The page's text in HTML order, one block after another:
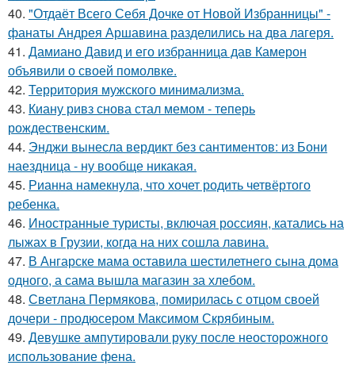
40. "Отдаёт Всего Себя Дочке от Новой Избранницы" -
фанаты Андрея Аршавина разделились на два лагеря.
41. Дамиано Давид и его избранница дав Камерон
объявили о своей помолвке.
42. Территория мужского минимализма.
43. Киану ривз снова стал мемом - теперь
рождественским.
44. Энджи вынесла вердикт без сантиментов: из Бони
наездница - ну вообще никакая.
45. Рианна намекнула, что хочет родить четвёртого
ребенка.
46. Иностранные туристы, включая россиян, катались на
лыжах в Грузии, когда на них сошла лавина.
47. В Ангарске мама оставила шестилетнего сына дома
одного, а сама вышла магазин за хлебом.
48. Светлана Пермякова, помирилась с отцом своей
дочери - продюсером Максимом Скрябиным.
49. Девушке ампутировали руку после неосторожного
использование фена.